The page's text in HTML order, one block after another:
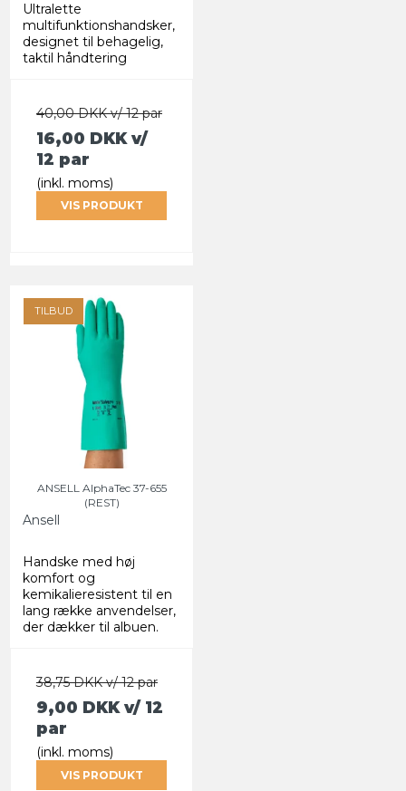
Ultralette
multifunktionshandsker,
designet til behagelig,
taktil håndtering
40,00 DKK v/ 12 par
16,00 DKKv/
12 par
(inkl. moms)
VIS PRODUKT
TILBUD
ANSELL AlphaTec 37-655
(REST)
Ansell
Handske med høj
komfort og
kemikalieresistent til en
lang række anvendelser,
der dækker til albuen.
38,75 DKK v/ 12 par
9,00 DKKv/ 12
par
(inkl. moms)
VIS PRODUKT